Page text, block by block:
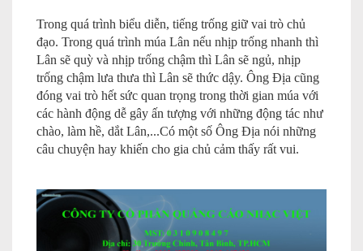
Trong quá trình biểu diễn, tiếng trống giữ vai trò chủ
đạo. Trong quá trình múa Lân nếu nhịp trống nhanh thì
Lân sẽ quỳ và nhịp trống chậm thì Lân sẽ ngủ, nhịp
trống chậm lưa thưa thì Lân sẽ thức dậy. Ông Địa cũng
đóng vai trò hết sức quan trọng trong thời gian múa với
các hành động dễ gây ấn tượng với những động tác như
chào, làm hề, dắt Lân,...Có một số Ông Địa nói những
câu chuyện hay khiến cho gia chủ cảm thấy rất vui.